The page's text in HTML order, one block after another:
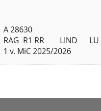
A 28630
RAG  R1 RR        LIND
1 v. MiC 2025/2026